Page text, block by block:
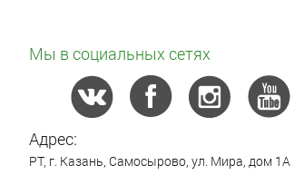
Мы в социальных сетях
Адрес:
РТ, г. Казань, Самосырово, ул. Мира, дом 1А